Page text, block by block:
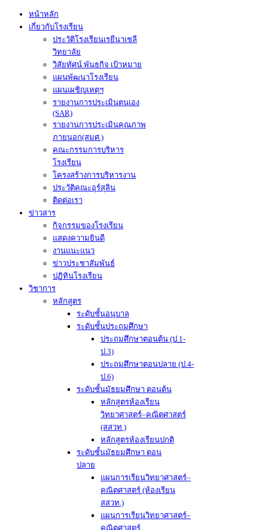
หน้าหลัก
เกี่ยวกับโรงเรียน
ประวัติโรงเรียนเรยีนาเชลี
วิทยาลัย
วิสัยทัศน์ พันธกิจ เป้าหมาย
แผนพัฒนาโรงเรียน
แผนเผชิญเหตุฯ
รายงานการประเมินตนเอง
(SAR)
รายงานการประเมินคุณภาพ
ภายนอก(สมศ.)
คณะกรรมการบริหาร
โรงเรียน
โครงสร้างการบริหารงาน
ประวัติคณะอุร์สุลิน
ติดต่อเรา
ข่าวสาร
กิจกรรมของโรงเรียน
แสดงความยินดี
งานแนะแนว
ข่าวประชาสัมพันธ์
ปฏิทินโรงเรียน
วิชาการ
หลักสูตร
ระดับชั้นอนุบาล
ระดับชั้นประถมศึกษา
ประถมศึกษาตอนต้น (ป.1-
ป.3)
ประถมศึกษาตอนปลาย (ป.4-
ป.6)
ระดับชั้นมัธยมศึกษา ตอนต้น
หลักสูตรห้องเรียน
วิทยาศาสตร์–คณิตศาสตร์
(สสวท.)
หลักสูตรห้องเรียนปกติ
ระดับชั้นมัธยมศึกษา ตอน
ปลาย
แผนการเรียนวิทยาศาสตร์–
คณิตศาสตร์ (ห้องเรียน
สสวท.)
แผนการเรียนวิทยาศาสตร์–
คณิตศาสตร์